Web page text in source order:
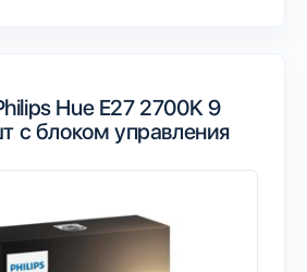
Hue E27 2700K 9
с блоком управления